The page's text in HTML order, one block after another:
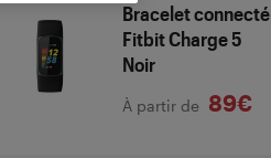
Bracelet connecté
Fitbit Charge 5
Noir
À partir de 89€